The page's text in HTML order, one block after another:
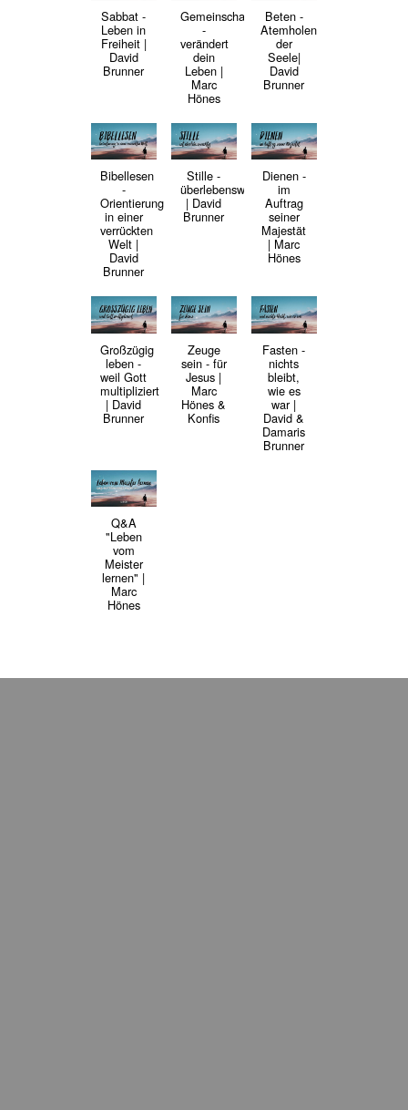
Sabbat -
Leben in
Freiheit |
David
Brunner
Gemeinschaft
-
verändert
dein
Leben |
Marc
Hönes
Beten -
Atemholen
der
Seele|
David
Brunner
Bibellesen
-
Orientierung
in einer
verrückten
Welt |
David
Brunner
Stille -
überlebenswichtig
| David
Brunner
Dienen -
im
Auftrag
seiner
Majestät
| Marc
Hönes
Großzügig
leben -
weil Gott
multipliziert
| David
Brunner
Zeuge
sein - für
Jesus |
Marc
Hönes &
Konfis
Fasten -
nichts
bleibt,
wie es
war |
David &
Damaris
Brunner
Q&A
"Leben
vom
Meister
lernen" |
Marc
Hönes